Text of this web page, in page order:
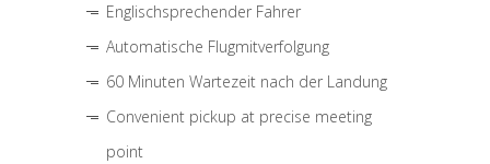
Englischsprechender Fahrer
Automatische Flugmitverfolgung
60 Minuten Wartezeit nach der Landung
Convenient pickup at precise meeting
point